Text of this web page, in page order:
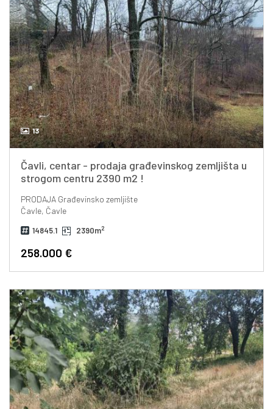
13
Čavli, centar - prodaja građevinskog zemljišta u
strogom centru 2390 m2 !
PRODAJAGrađevinsko zemljište
Čavle, Čavle
14845.1 2390m2
258.000 €